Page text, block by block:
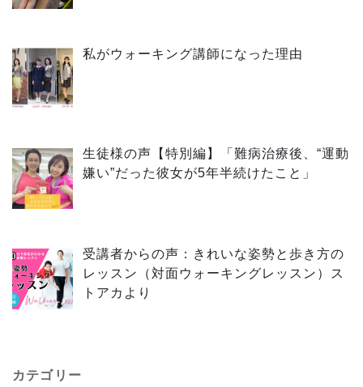
私がウォーキング講師になった理由
生徒様の声【特別編】「難病治療後、“運動
嫌い”だった彼女が5年半続けたこと」
受講者からの声：きれいな姿勢と歩き方の
レッスン（対面ウォーキングレッスン）ス
トアカより
カテゴリー